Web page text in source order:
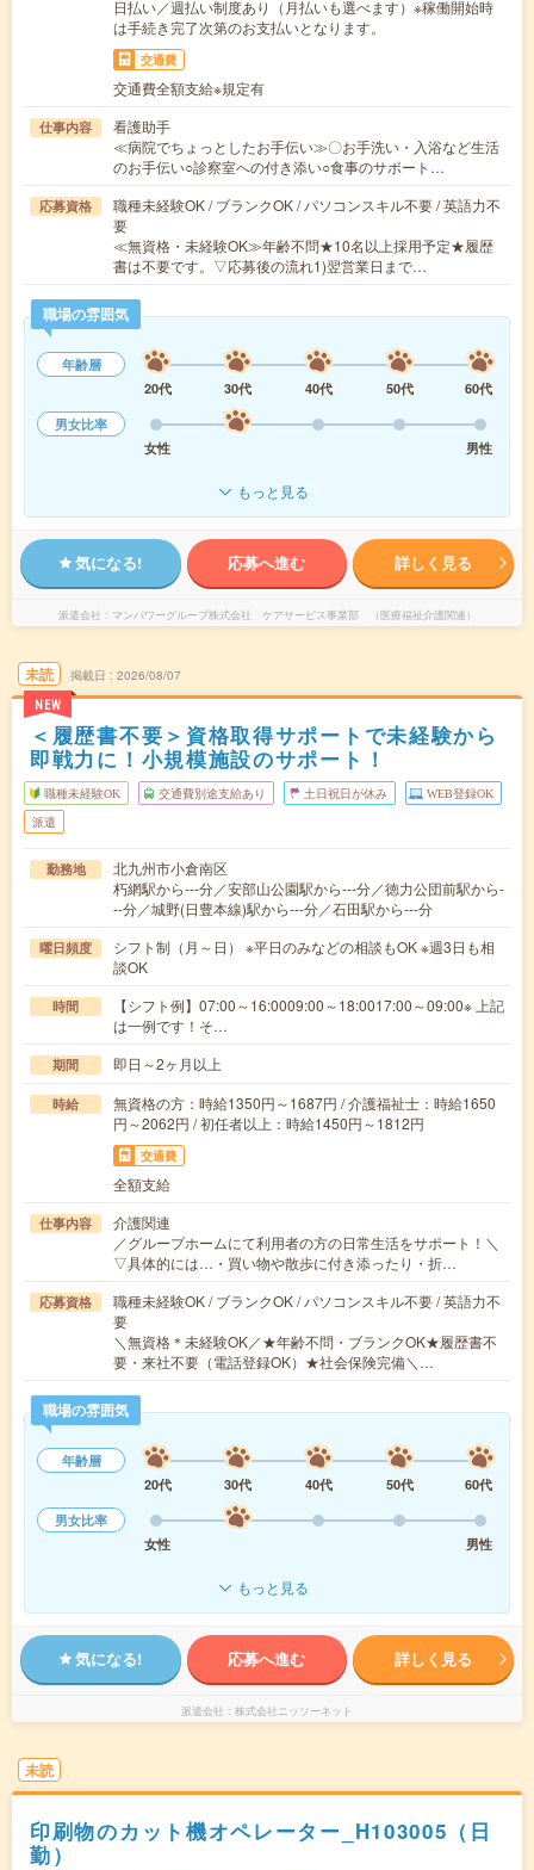
日払い／週払い制度あり（月払いも選べます）※稼働開始時
は手続き完了次第のお支払いとなります。
交通費
交通費全額支給※規定有
仕事内容
看護助手
≪病院でちょっとしたお手伝い≫〇お手洗い・入浴など生活
のお手伝い○診察室への付き添い○食事のサポート…
応募資格
職種未経験OK / ブランクOK / パソコンスキル不要 / 英語力不
要
≪無資格・未経験OK≫年齢不問★10名以上採用予定★履歴
書は不要です。▽応募後の流れ1)翌営業日まで…
職場の雰囲気
年齢層
20代
30代 40代 50代
60代
男女比率
女性
男性
もっと見る
気になる! 応募へ進む 詳しく見る
派遣会社 マンパワーグループ株式会社 ケアサービス事業部 （医療福祉介護関連）
未読
NEW
掲載日 2026/08/07
＜履歴書不要＞資格取得サポートで未経験から
即戦力に！小規模施設のサポート！
職種未経験OK 交通費別途支給あり 土日祝日が休み WEB登録OK
派遣
勤務地
北九州市小倉南区
朽網駅から---分／安部山公園駅から---分／徳力公団前駅から-
--分／城野(日豊本線)駅から---分／石田駅から---分
曜日頻度
シフト制（月～日） ※平日のみなどの相談もOK ※週3日も相
談OK
時間
【シフト例】07:00～16:0009:00～18:0017:00～09:00※ 上記
は一例です！そ…
期間 即日～2ヶ月以上
時給
無資格の方：時給1350円～1687円 / 介護福祉士：時給1650
円～2062円 / 初任者以上：時給1450円～1812円
交通費
全額支給
仕事内容
介護関連
／グループホームにて利用者の方の日常生活をサポート！＼
▽具体的には…・買い物や散歩に付き添ったり・折…
応募資格
職種未経験OK / ブランクOK / パソコンスキル不要 / 英語力不
要
＼無資格＊未経験OK／★年齢不問・ブランクOK★履歴書不
要・来社不要（電話登録OK）★社会保険完備＼…
職場の雰囲気
年齢層
20代
30代 40代 50代
60代
男女比率
女性
男性
もっと見る
気になる! 応募へ進む 詳しく見る
派遣会社 株式会社ニッソーネット
未読
印刷物のカット機オペレーター_H103005（日
勤）